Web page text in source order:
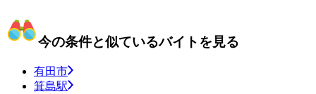
今の条件と似ているバイトを見る
有田市
箕島駅